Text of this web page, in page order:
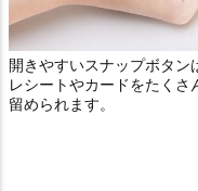
開きやすいスナップボタン
レシートやカードをたくさ
留められます。